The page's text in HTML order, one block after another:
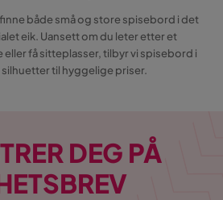
både små og store spisebord i det
eik. Uansett om du leter etter et
få sitteplasser, tilbyr vi spisebord i
til hyggelige priser.
DEG PÅ